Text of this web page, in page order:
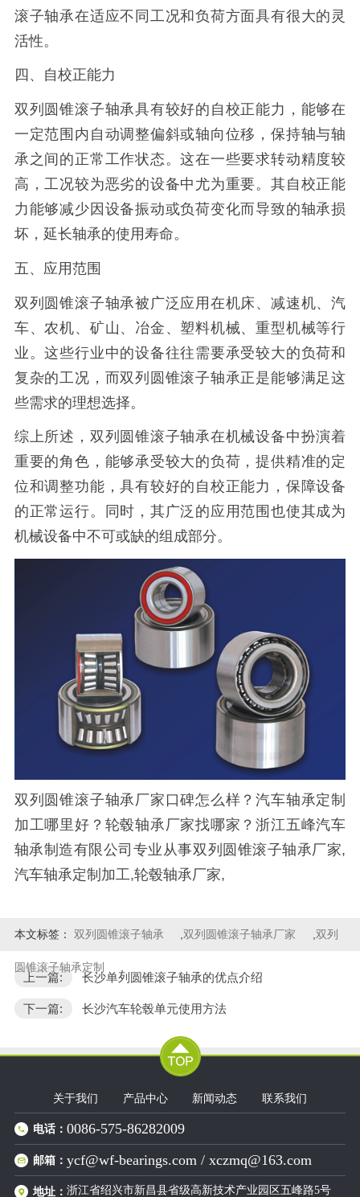
滚子轴承在适应不同工况和负荷方面具有很大的灵
活性。
四、自校正能力
双列圆锥滚子轴承具有较好的自校正能力，能够在
一定范围内自动调整偏斜或轴向位移，保持轴与轴
承之间的正常工作状态。这在一些要求转动精度较
高，工况较为恶劣的设备中尤为重要。其自校正能
力能够减少因设备振动或负荷变化而导致的轴承损
坏，延长轴承的使用寿命。
五、应用范围
双列圆锥滚子轴承被广泛应用在机床、减速机、汽
车、农机、矿山、冶金、塑料机械、重型机械等行
业。这些行业中的设备往往需要承受较大的负荷和
复杂的工况，而双列圆锥滚子轴承正是能够满足这
些需求的理想选择。
综上所述，双列圆锥滚子轴承在机械设备中扮演着
重要的角色，能够承受较大的负荷，提供精准的定
位和调整功能，具有较好的自校正能力，保障设备
的正常运行。同时，其广泛的应用范围也使其成为
机械设备中不可或缺的组成部分。
双列圆锥滚子轴承厂家口碑怎么样？汽车轴承定制
加工哪里好？轮毂轴承厂家找哪家？浙江五峰汽车
轴承制造有限公司专业从事双列圆锥滚子轴承厂家,
汽车轴承定制加工,轮毂轴承厂家,
本文标签： 双列圆锥滚子轴承 ,双列圆锥滚子轴承厂家 双列
圆锥滚子轴承定制
上一篇: 长沙单列圆锥滚子轴承的优点介绍
下一篇: 长沙汽车轮毂单元使用方法
关于我们 产品中心 新闻动态 联系我们
电话：0086-575-86282009
邮箱：ycf@wf-bearings.com / xczmq@163.com
地址：浙江省绍兴市新昌县省级高新技术产业园区五峰路5号